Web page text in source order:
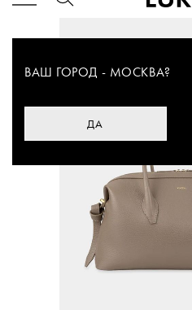
ВАШ ГОРОД - МОСКВА?
ДА